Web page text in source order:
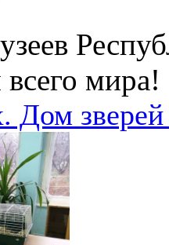
мира!
Дом